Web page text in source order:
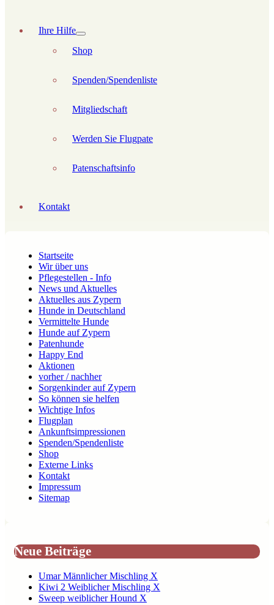
Ihre Hilfe
Shop
Spenden/Spendenliste
Mitgliedschaft
Werden Sie Flugpate
Patenschaftsinfo
Kontakt
Startseite
Wir über uns
Pflegestellen - Info
News und Aktuelles
Aktuelles aus Zypern
Hunde in Deutschland
Vermittelte Hunde
Hunde auf Zypern
Patenhunde
Happy End
Aktionen
vorher / nachher
Sorgenkinder auf Zypern
So können sie helfen
Wichtige Infos
Flugplan
Ankunftsimpressionen
Spenden/Spendenliste
Shop
Externe Links
Kontakt
Impressum
Sitemap
Neue Beiträge
Umar Männlicher Mischling X
Kiwi 2 Weiblicher Mischling X
Sweep weiblicher Hound X